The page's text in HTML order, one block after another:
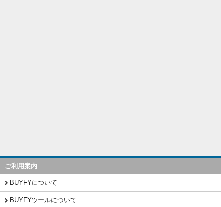
ご利用案内
BUYFYについて
BUYFYツールについて